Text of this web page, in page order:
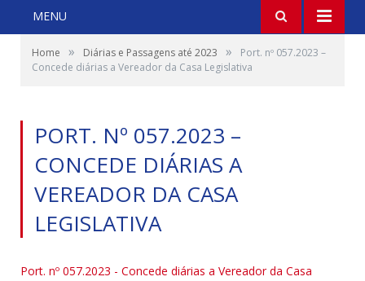
MENU
Home » Diárias e Passagens até 2023 »
Port. nº 057.2023 –
Concede diárias a Vereador da Casa Legislativa
PORT. Nº 057.2023 –
CONCEDE DIÁRIAS A
VEREADOR DA CASA
LEGISLATIVA
Port. nº 057.2023 - Concede diárias a Vereador da Casa